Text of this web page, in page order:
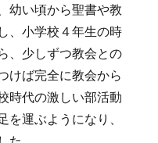
幼い頃から聖書や教
、小学校４年生の時
、少しずつ教会との
けば完全に教会から
時代の激しい部活動
を運ぶようになり、